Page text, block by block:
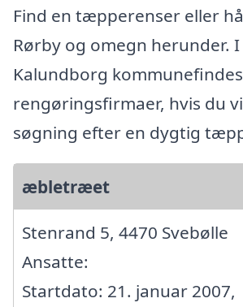
Find en tæpperenser eller
Rørby og omegn herunder.
Kalundborg
rengøringsfirmaer, hvis du
søgning efter en dygtig
æbletræet
Stenrand 5, 4470 Svebølle
Ansatte:
Startdato: 21. januar 2007,